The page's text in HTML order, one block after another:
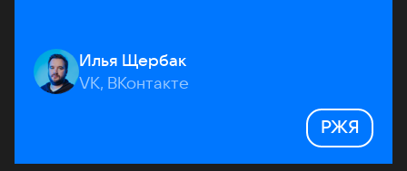
Илья Щербак
VK, ВКонтакте
РЖЯ